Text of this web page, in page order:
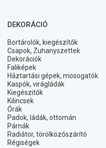
DEKORÁCIÓ
Bortárolók, kiegészítők
Csapok, Zuhanyszettek
Dekorációk
Faliképek
Háztartási gépek, mosogatók
Kaspók, virágládák
Kiegészitők
Kilincsek
Órák
Padok, ládák, ottomán
Párnák
Radiátor, törölközőszárító
Régiségek